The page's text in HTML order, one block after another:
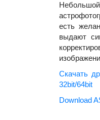
есть
выдают
Скачать
32bit/64bit
Download